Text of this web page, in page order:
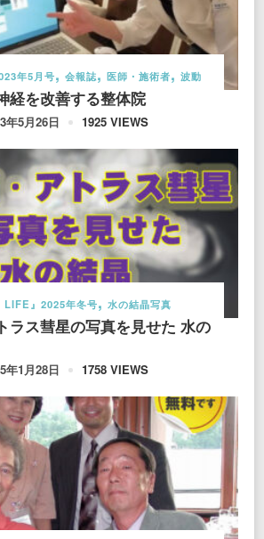
年5月号 会報誌 医師・施術者 波動
経を改善する整体院
年5月26日 1925 VIEWS
LIFE』2025年冬号 水の結晶写真
ラス彗星の写真を見せた 水の
年1月28日 1758 VIEWS